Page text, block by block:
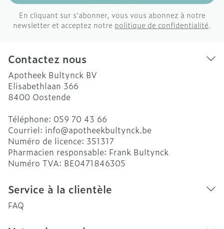
En cliquant sur s'abonner, vous vous abonnez à notre
newsletter et acceptez notre politique de confidentialité.
Contactez nous
Apotheek Bultynck BV
Elisabethlaan 366
8400 Oostende
Téléphone: 059 70 43 66
Courriel: info@apotheekbultynck.be
Numéro de licence: 351317
Pharmacien responsable: Frank Bultynck
Numéro TVA: BE0471846305
Service à la clientèle
FAQ